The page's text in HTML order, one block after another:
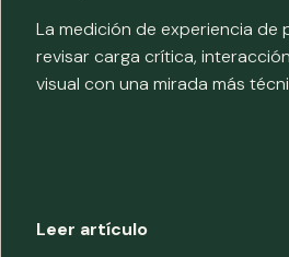
La medición de experiencia de
revisar carga crítica,
visual con una mirada más
Leer artículo